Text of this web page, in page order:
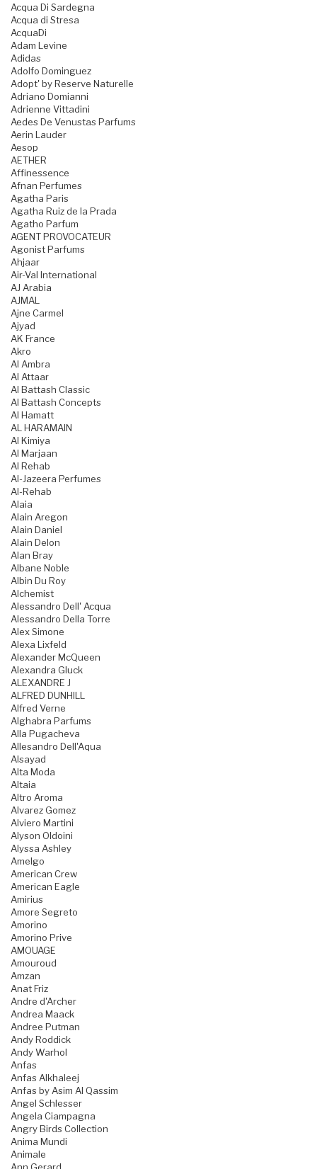
Acqua Di Sardegna
Acqua di Stresa
AcquaDi
Adam Levine
Adidas
Adolfo Dominguez
Adopt' by Reserve Naturelle
Adriano Domianni
Adrienne Vittadini
Aedes De Venustas Parfums
Aerin Lauder
Aesop
AETHER
Affinessence
Afnan Perfumes
Agatha Paris
Agatha Ruiz de la Prada
Agatho Parfum
AGENT PROVOCATEUR
Agonist Parfums
Ahjaar
Air-Val International
AJ Arabia
AJMAL
Ajne Carmel
Ajyad
AK France
Akro
Al Ambra
Al Attaar
Al Battash Classic
Al Battash Concepts
Al Hamatt
AL HARAMAIN
Al Kimiya
Al Marjaan
Al Rehab
Al-Jazeera Perfumes
Al-Rehab
Alaia
Alain Aregon
Alain Daniel
Alain Delon
Alan Bray
Albane Noble
Albin Du Roy
Alchemist
Alessandro Dell' Acqua
Alessandro Della Torre
Alex Simone
Alexa Lixfeld
Alexander McQueen
Alexandra Gluck
ALEXANDRE J
ALFRED DUNHILL
Alfred Verne
Alghabra Parfums
Alla Pugacheva
Allesandro Dell'Aqua
Alsayad
Alta Moda
Altaia
Altro Aroma
Alvarez Gomez
Alviero Martini
Alyson Oldoini
Alyssa Ashley
Amelgo
American Crew
American Eagle
Amirius
Amore Segreto
Amorino
Amorino Prive
AMOUAGE
Amouroud
Amzan
Anat Friz
Andre d'Archer
Andrea Maack
Andree Putman
Andy Roddick
Andy Warhol
Anfas
Anfas Alkhaleej
Anfas by Asim Al Qassim
Angel Schlesser
Angela Ciampagna
Angry Birds Collection
Anima Mundi
Animale